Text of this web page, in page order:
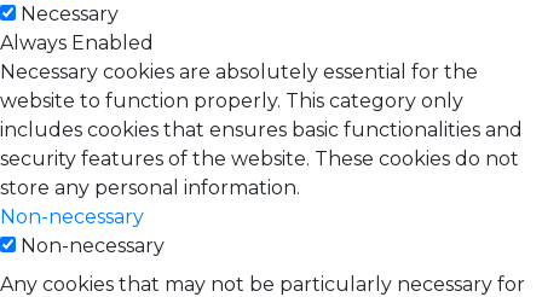
Necessary
Always Enabled
Necessary cookies are absolutely essential for the
website to function properly. This category only
includes cookies that ensures basic functionalities and
security features of the website. These cookies do not
store any personal information.
Non-necessary
Non-necessary
Any cookies that may not be particularly necessary for